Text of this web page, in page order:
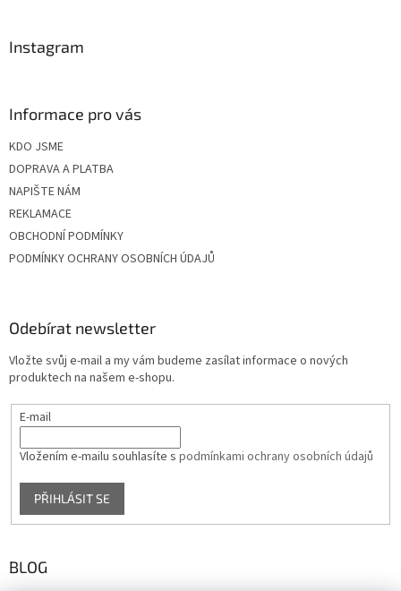
Instagram
Informace pro vás
KDO JSME
DOPRAVA A PLATBA
NAPIŠTE NÁM
REKLAMACE
OBCHODNÍ PODMÍNKY
PODMÍNKY OCHRANY OSOBNÍCH ÚDAJŮ
Odebírat newsletter
Vložte svůj e-mail a my vám budeme zasílat informace o nových
produktech na našem e-shopu.
E-mail
Vložením e-mailu souhlasíte s podmínkami ochrany osobních údajů
PŘIHLÁSIT SE
BLOG